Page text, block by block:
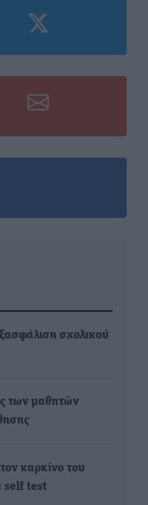
σχολικού
των μαθητών
καρκίνο του
self test